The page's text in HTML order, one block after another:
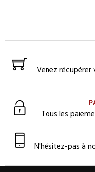
Venez
Tous les
N'hésitez-pas à